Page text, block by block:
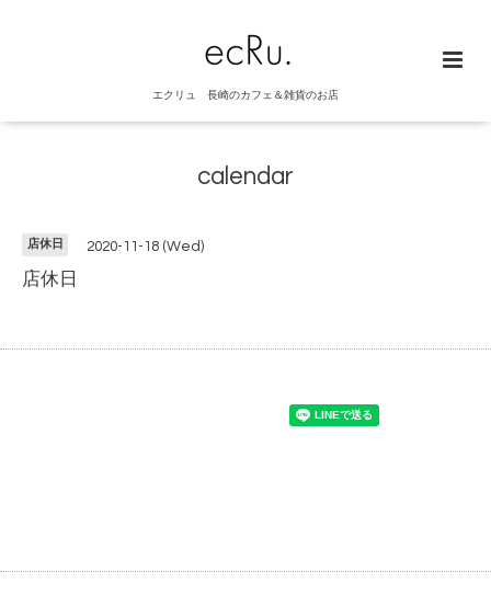
エクリュ 長崎のカフェ＆雑貨のお店
calendar
店休日 2020-11-18 (Wed)
店休日